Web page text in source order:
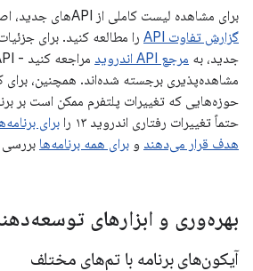
برای مشاهده لیست کاملی از APIهای جدید، اصلاح‌شده و حذف‌شده،
گزارش تفاوت API
جدید، به مرجع API اندروید
مشاهده‌پذیری برجسته شده‌اند. همچنین،
حوزه‌هایی که تغییرات پلتفرم ممکن است بر
حتماً تغییرات رفتاری اندروید ۱۳ را
هدف قرار می‌دهند و برای همه برنامه‌ها بررسی
بهره‌وری و ابزارهای
آیکون‌های برنامه با تم‌های مختلف